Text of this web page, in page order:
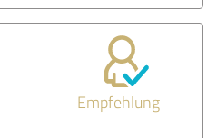
Empfehlung